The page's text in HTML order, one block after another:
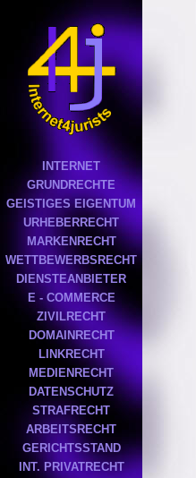
INTERNET
GRUNDRECHTE
GEISTIGES EIGENTUM
URHEBERRECHT
MARKENRECHT
WETTBEWERBSRECHT
DIENSTEANBIETER
E - COMMERCE
ZIVILRECHT
DOMAINRECHT
LINKRECHT
MEDIENRECHT
DATENSCHUTZ
STRAFRECHT
ARBEITSRECHT
GERICHTSSTAND
INT. PRIVATRECHT